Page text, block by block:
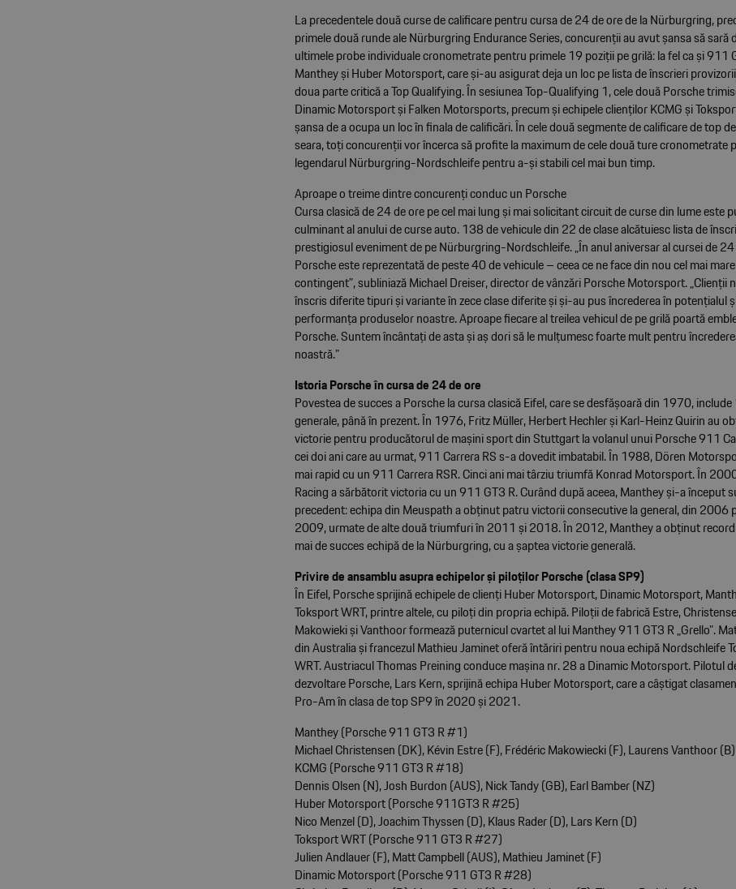
La precedentele două curse de calificare pentru cursa de 24 de ore de la Nürburgring,
primele două runde ale Nürburgring Endurance Series, concurenții au avut șansa să sară
ultimele probe individuale cronometrate pentru primele 19 poziții pe grilă: la fel ca și 911
Manthey și Huber Motorsport, care și-au asigurat deja un loc pe lista de înscrieri
doua parte critică a Top Qualifying. În sesiunea Top-Qualifying 1, cele două Porsche
Dinamic Motorsport și Falken Motorsports, precum și echipele clienților KCMG și
șansa de a ocupa un loc în finala de calificări. În cele două segmente de calificare de top
seara, toți concurenții vor încerca să profite la maximum de cele două ture cronometrate
legendarul Nürburgring-Nordschleife pentru a-și stabili cel mai bun timp.
Aproape o treime dintre concurenți conduc un Porsche
Cursa clasică de 24 de ore pe cel mai lung și mai solicitant circuit de curse din lume este
culminant al anului de curse auto. 138 de vehicule din 22 de clase alcătuiesc lista de
prestigiosul eveniment de pe Nürburgring-Nordschleife. „În anul aniversar al cursei de
Porsche este reprezentată de peste 40 de vehicule – ceea ce ne face din nou cel mai mare
contingent”, subliniază Michael Dreiser, director de vânzări Porsche Motorsport. „Clienții
înscris diferite tipuri și variante în zece clase diferite și și-au pus încrederea în potențialul
performanța produselor noastre. Aproape fiecare al treilea vehicul de pe grilă poartă
Porsche. Suntem încântați de asta și aș dori să le mulțumesc foarte mult pentru
noastră.”
Istoria Porsche în cursa de 24 de ore
Povestea de succes a Porsche la cursa clasică Eifel, care se desfășoară din 1970,
generale, până în prezent. În 1976, Fritz Müller, Herbert Hechler și Karl-Heinz Quirin au
victorie pentru producătorul de mașini sport din Stuttgart la volanul unui Porsche 911
cei doi ani care au urmat, 911 Carrera RS s-a dovedit imbatabil. În 1988, Dören
mai rapid cu un 911 Carrera RSR. Cinci ani mai târziu triumfă Konrad Motorsport. În
Racing a sărbătorit victoria cu un 911 GT3 R. Curând după aceea, Manthey și-a început
precedent: echipa din Meuspath a obținut patru victorii consecutive la general, din 2006
2009, urmate de alte două triumfuri în 2011 și 2018. În 2012, Manthey a obținut
mai de succes echipă de la Nürburgring, cu a șaptea victorie generală.
Privire de ansamblu asupra echipelor și piloților Porsche (clasa SP9)
În Eifel, Porsche sprijină echipele de clienți Huber Motorsport, Dinamic Motorsport,
Toksport WRT, printre altele, cu piloți din propria echipă. Piloții de fabrică Estre,
Makowieki și Vanthoor formează puternicul cvartet al lui Manthey 911 GT3 R „Grello”.
din Australia și francezul Mathieu Jaminet oferă întăriri pentru noua echipă Nordschleife
WRT. Austriacul Thomas Preining conduce mașina nr. 28 a Dinamic Motorsport. Pilotul
dezvoltare Porsche, Lars Kern, sprijină echipa Huber Motorsport, care a câștigat
Pro-Am în clasa de top SP9 în 2020 și 2021.
Manthey (Porsche 911 GT3 R #1)
Michael Christensen (DK), Kévin Estre (F), Frédéric Makowiecki (F), Laurens Vanthoor (B)
KCMG (Porsche 911 GT3 R #18)
Dennis Olsen (N), Josh Burdon (AUS), Nick Tandy (GB), Earl Bamber (NZ)
Huber Motorsport (Porsche 911GT3 R #25)
Nico Menzel (D), Joachim Thyssen (D), Klaus Rader (D), Lars Kern (D)
Toksport WRT (Porsche 911 GT3 R #27)
Julien Andlauer (F), Matt Campbell (AUS), Mathieu Jaminet (F)
Dinamic Motorsport (Porsche 911 GT3 R #28)